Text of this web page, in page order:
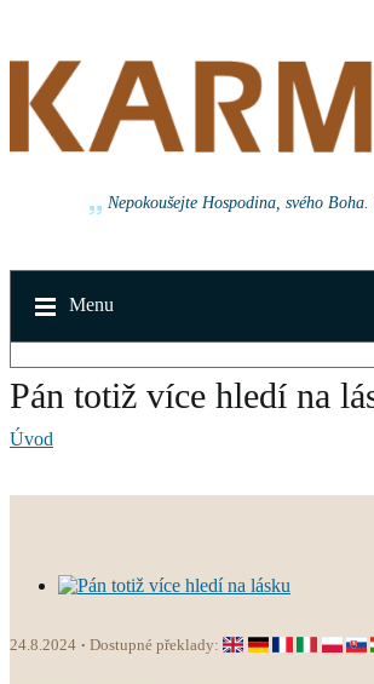
Nepokoušejte Hospodina, svého
Menu
Pán totiž více hledí na
Úvod
24.8.2024 Dostupné překlady: